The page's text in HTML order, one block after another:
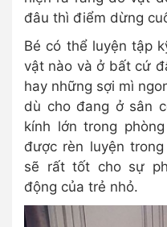
đâu thì điểm dừng
Bé có thể luyện tập
vật nào và ở bất cứ
hay những sợi mì
dù cho đang ở sân
kính lớn trong
được rèn luyện
sẽ rất tốt cho sự
động của trẻ nhỏ.